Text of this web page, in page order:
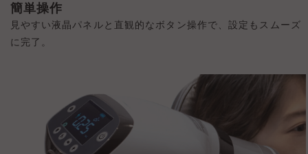
簡単操作
見やすい液晶パネルと直観的なボタン操作で、設定もスムーズ
に完了。